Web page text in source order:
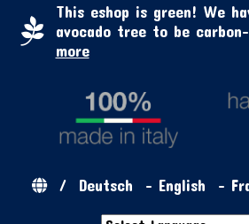
This eshop is green! We
avocado tree to be
more
/ Deutsch - English -